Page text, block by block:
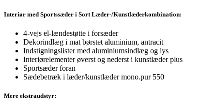
Interiør med Sportssæder i Sort Læder-/Kunstlæderkombination:
4-vejs el-lændestøtte i forsæder
Dekorindlæg i mat børstet aluminium, antracit
Indstigningslister med aluminiumsindlæg og lys
Interiørelementer øverst og nederst i kunstlæder plus
Sportsæder foran
Sædebetræk i læder/kunstlæder mono.pur 550
Mere ekstraudstyr: